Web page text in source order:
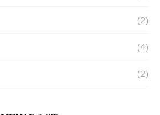
(2)
(4)
(2)